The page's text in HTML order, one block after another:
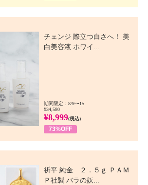
チェンジ 際立つ白さへ！ 美
白美容液 ホワイ...
期間限定：8/9〜15
¥34,580
¥8,999(税込)
73%OFF
祈平 純金 ２．５ｇ ＰＡＭ
Ｐ社製 バラの妖...